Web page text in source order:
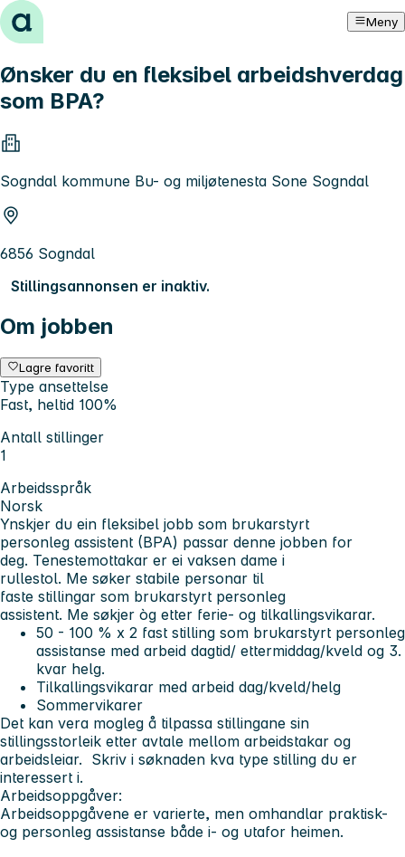
Hopp til innhold Meny
Ønsker du en fleksibel arbeidshverdag
som BPA?
Sogndal kommune Bu- og miljøtenesta Sone Sogndal
6856 Sogndal
Stillingsannonsen er inaktiv.
Om jobben
Lagre favoritt
Type ansettelse
Fast, heltid 100%
Antall stillinger
1
Arbeidsspråk
Norsk
Ynskjer du ein fleksibel jobb som brukarstyrt
personleg assistent (BPA) passar denne jobben for
deg. Tenestemottakar er ei vaksen dame i
rullestol. Me søker stabile personar til
faste stillingar som brukarstyrt personleg
assistent. Me søkjer òg etter ferie- og tilkallingsvikarar.
50 - 100 % x 2 fast stilling som brukarstyrt personleg
assistanse med arbeid dagtid/ ettermiddag/kveld og 3.
kvar helg.
Tilkallingsvikarar med arbeid dag/kveld/helg
Sommervikarer
Det kan vera mogleg å tilpassa stillingane sin
stillingsstorleik etter avtale mellom arbeidstakar og
arbeidsleiar. Skriv i søknaden kva type stilling du er
interessert i.
Arbeidsoppgåver:
Arbeidsoppgåvene er varierte, men omhandlar praktisk-
og personleg assistanse både i- og utafor heimen.